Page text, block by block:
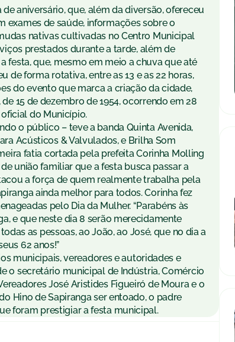
aniversário, que, além da diversão, ofereceu
exames de saúde, informações sobre o
nativas cultivadas no Centro Municipal
prestados durante a tarde, além de
festa, que, mesmo em meio a chuva que até
de forma rotativa, entre as 13 e as 22 horas,
do evento que marca a criação da cidade,
15 de dezembro de 1954, ocorrendo em 28
do Município.
o público – teve a banda Quinta Avenida,
Acústicos & Valvulados, e Brilha Som
fatia cortada pela prefeita Corinha Molling
união familiar que a festa busca passar a
a força de quem realmente trabalha pela
ainda melhor para todos. Corinha fez
pelo Dia da Mulher. “Parabéns às
e que neste dia 8 serão merecidamente
as pessoas, ao João, ao José, que no dia a
62 anos!”
municipais, vereadores e autoridades e
o secretário municipal de Indústria, Comércio
José Aristides Figueiró de Moura e o
Hino de Sapiranga ser entoado, o padre
foram prestigiar a festa municipal.